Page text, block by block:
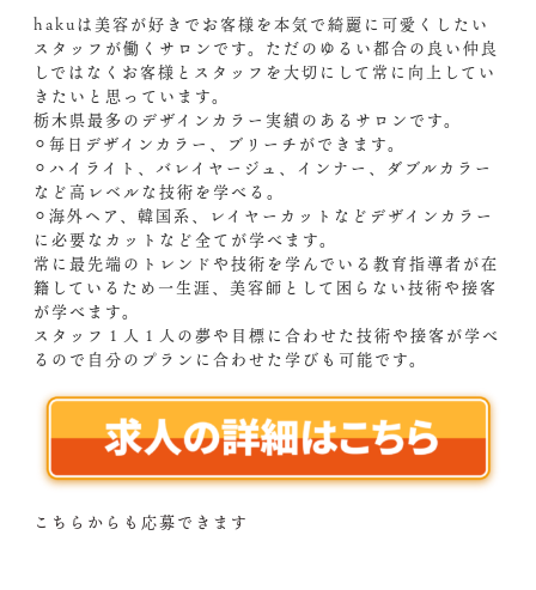
hakuは美容が好きでお客様を本気で綺麗に可愛くしたい
スタッフが働くサロンです。ただのゆるい都合の良い仲良
しではなくお客様とスタッフを大切にして常に向上してい
きたいと思っています。
栃木県最多のデザインカラー実績のあるサロンです。
⚪︎毎日デザインカラー、ブリーチができます。
⚪︎ハイライト、バレイヤージュ、インナー、ダブルカラー
など高レベルな技術を学べる。
⚪︎海外ヘア、韓国系、レイヤーカットなどデザインカラー
に必要なカットなど全てが学べます。
常に最先端のトレンドや技術を学んでいる教育指導者が在
籍しているため一生涯、美容師として困らない技術や接客
が学べます。
スタッフ１人１人の夢や目標に合わせた技術や接客が学べ
るので自分のプランに合わせた学びも可能です。
こちらからも応募できます